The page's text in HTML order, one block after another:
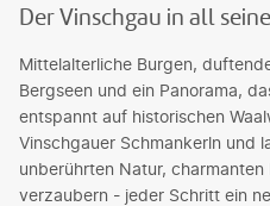
Der Vinschgau in all
Mittelalterliche Burgen,
Bergseen und ein Panorama,
entspannt auf historischen
Vinschgauer Schmankerln und
unberührten Natur,
verzaubern - jeder Schritt ein